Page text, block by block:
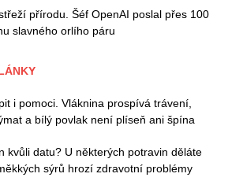
přírodu. Šéf OpenAI poslal přes 100
slavného orlího páru
i pomoci. Vláknina prospívá trávení,
a bílý povlak není plíseň ani špína
kvůli datu? U některých potravin děláte
sýrů hrozí zdravotní problémy